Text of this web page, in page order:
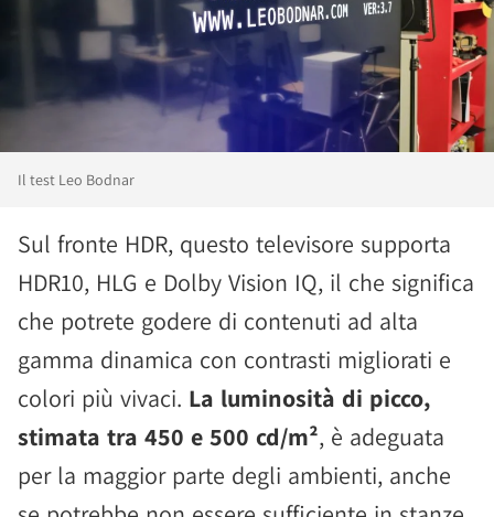
Il test Leo Bodnar
Sul fronte HDR, questo televisore supporta
HDR10, HLG e Dolby Vision IQ, il che significa
che potrete godere di contenuti ad alta
gamma dinamica con contrasti migliorati e
colori più vivaci. La luminosità di picco,
stimata tra 450 e 500 cd/m², è adeguata
per la maggior parte degli ambienti, anche